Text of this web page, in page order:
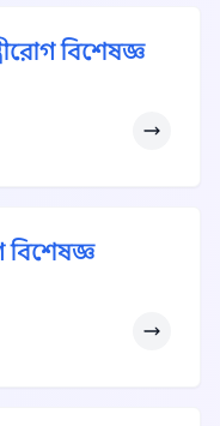
বিশেষজ্ঞ